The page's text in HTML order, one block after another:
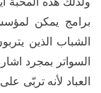
برامج يمكن
الشباب الذين
السواتر بمجرد
العباد لأنه